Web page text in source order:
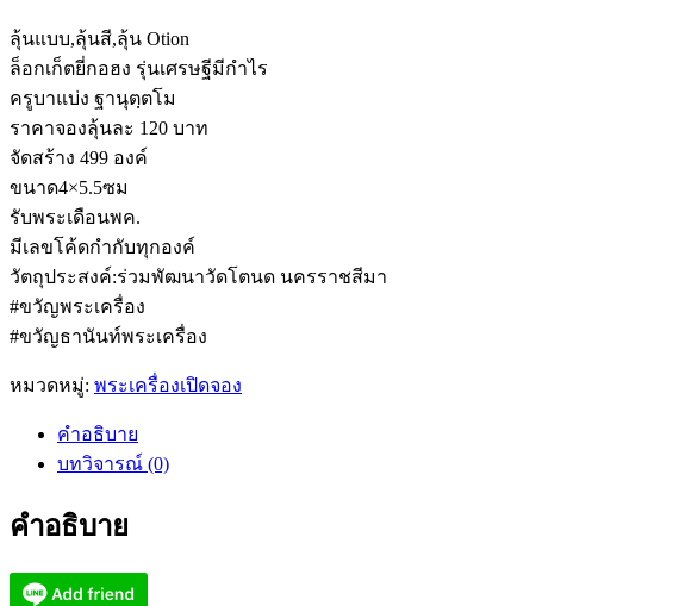
ลุ้นแบบ,ลุ้นสี,ลุ้น Otion
ล็อกเก็ตยี่กอฮง รุ่นเศรษฐีมีกำไร
ครูบาแบ่ง ฐานุตฺตโม
ราคาจองลุ้นละ 120 บาท
จัดสร้าง 499 องค์
ขนาด4×5.5ซม
รับพระเดือนพค.
มีเลขโค้ดกำกับทุกองค์
วัตถุประสงค์:ร่วมพัฒนาวัดโตนด นครราชสีมา
#ขวัญพระเครื่อง
#ขวัญธานันท์พระเครื่อง
หมวดหมู่: พระเครื่องเปิดจอง
คำอธิบาย
บทวิจารณ์ (0)
คำอธิบาย